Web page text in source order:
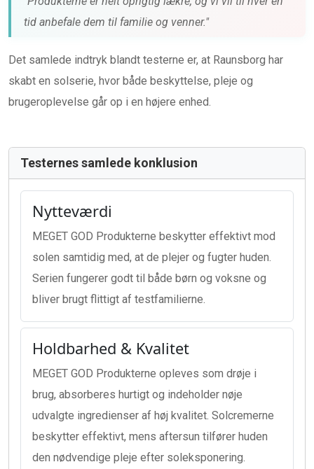
tid anbefale dem til familie og venner."
Det samlede indtryk blandt testerne er, at Raunsborg har
skabt en solserie, hvor både beskyttelse, pleje og
brugeroplevelse går op i en højere enhed.
Testernes samlede konklusion
Nytteværdi
MEGET GOD Produkterne beskytter effektivt mod
solen samtidig med, at de plejer og fugter huden.
Serien fungerer godt til både børn og voksne og
bliver brugt flittigt af testfamilierne.
Holdbarhed & Kvalitet
MEGET GOD Produkterne opleves som drøje i
brug, absorberes hurtigt og indeholder nøje
udvalgte ingredienser af høj kvalitet. Solcremerne
beskytter effektivt, mens aftersun tilfører huden
den nødvendige pleje efter soleksponering.